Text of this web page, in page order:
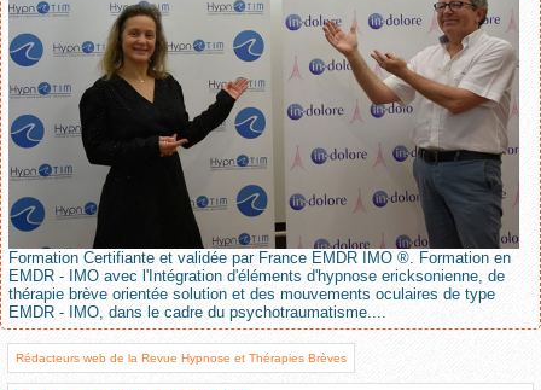
Formation Certifiante et validée par France EMDR IMO ®. Formation en
EMDR - IMO avec l'Intégration d'éléments d'hypnose ericksonienne, de
thérapie brève orientée solution et des mouvements oculaires de type
EMDR - IMO, dans le cadre du psychotraumatisme....
Rédacteurs web de la Revue Hypnose et Thérapies Brèves